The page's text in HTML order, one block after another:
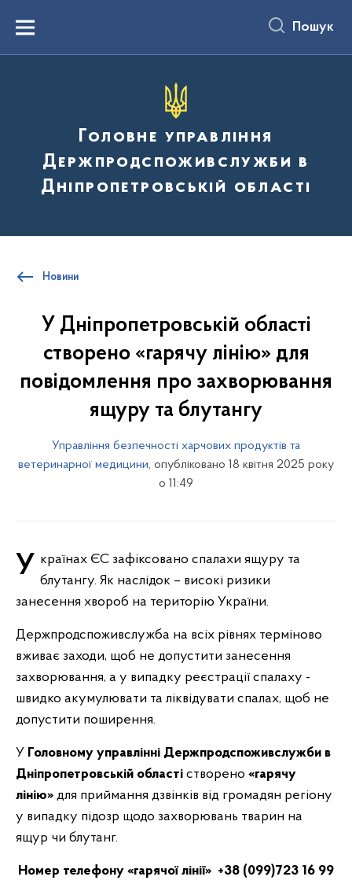
вмістуMenu Пошук
Головне управління
Держпродспоживслужби в
Дніпропетровській області
Новини
У Дніпропетровській області
створено «гарячу лінію» для
повідомлення про захворювання
ящуру та блутангу
Управління безпечності харчових продуктів та
ветеринарної медицини, опубліковано 18 квітня 2025 року
о 11:49
У країнах ЄС зафіксовано спалахи ящуру та блутангу. Як наслідок – високі ризики
занесення хвороб на територію України.
Держпродспоживслужба на всіх рівнях терміново
вживає заходи, щоб не допустити занесення
захворювання, а у випадку реєстрації спалаху -
швидко акумулювати та ліквідувати спалах, щоб не
допустити поширення.
У Головному управлінні Держпродспоживслужби в
Дніпропетровській області створено «гарячу
лінію» для приймання дзвінків від громадян регіону
у випадку підозр щодо захворювань тварин на
ящур чи блутанг.
Номер телефону «гарячої лінії» +38 (099)723 16 99